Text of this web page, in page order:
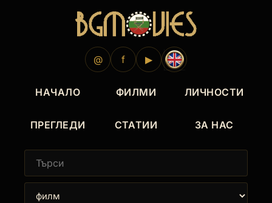
@ f ▶
НАЧАЛО ФИЛМИ ЛИЧНОСТИ
ПРЕГЛЕДИ СТАТИИ ЗА НАС